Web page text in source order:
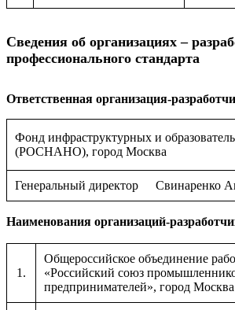
Сведения об организациях –
профессионального стандарта
Ответственная организация-
Фонд инфраструктурных и
(РОСНАНО), город Москва
Генеральный директор Свинаренко
Наименования организаций-
1.
Общероссийское объединение
«Российский союз
предпринимателей», город Москва